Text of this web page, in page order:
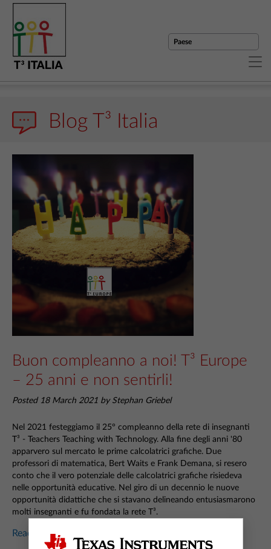
Blog T³ Italia
Buon compleanno a noi! T³ Europe
– 25 anni e non sentirli!
Posted 18 March 2021 by Stephan Griebel
Nel 2021 festeggiamo il 25° compleanno della rete di insegnanti
T³ - Teachers Teaching with Technology. Alla fine degli anni '80
apparvero sul mercato le prime calcolatrici grafiche. Due
professori di matematica, Bert Waits e Frank Demana, si resero
conto che il vero potenziale delle calcolatrici grafiche risiedeva
nelle opportunità educative. Nel giro di un decennio le nuove
opportunità didattiche che si stavano delineando entusiasmarono
molti insegnanti e fu fondata la rete T³.
Read more...